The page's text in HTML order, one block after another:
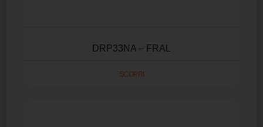
DRP33NA – FRAL
SCOPRI